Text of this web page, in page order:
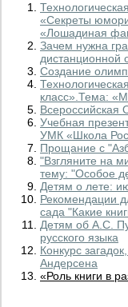
«Секреты
«Лошадиная
Зачем нужна
дистанционной
Создание
класс».Тема:
Всероссийская
Учебная
УМК «Школа
Прощание с
"Взгляните на
тему: "Особое
Детям о лете:
Рекомендации
сада "Какие
Детям об А.С.
русского языка
Конкурс
Андерсена
«Роль книги в